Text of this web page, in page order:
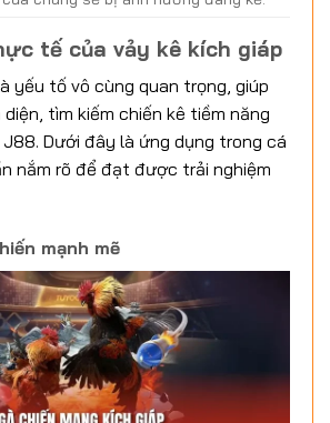
tế của vảy kê kích giáp
yếu tố vô cùng quan trọng, giúp
tìm kiếm chiến kê tiềm năng
Dưới đây là ứng dụng trong cá
nắm rõ để đạt được trải nghiệm
mạnh mẽ